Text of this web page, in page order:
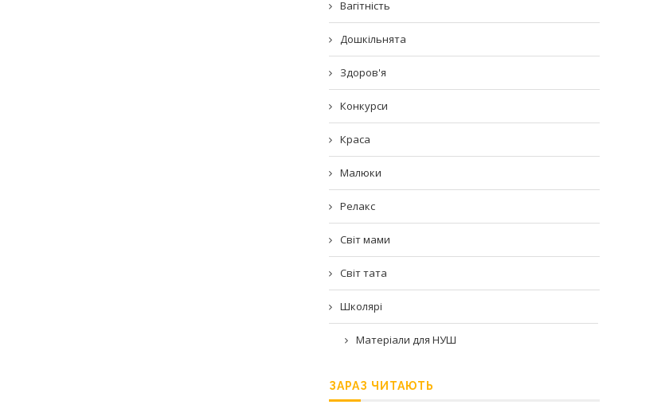
Вагітність
Дошкільнята
Здоров'я
Конкурси
Краса
Малюки
Релакс
Світ мами
Світ тата
Школярі
Матеріали для НУШ
ЗАРАЗ ЧИТАЮТЬ